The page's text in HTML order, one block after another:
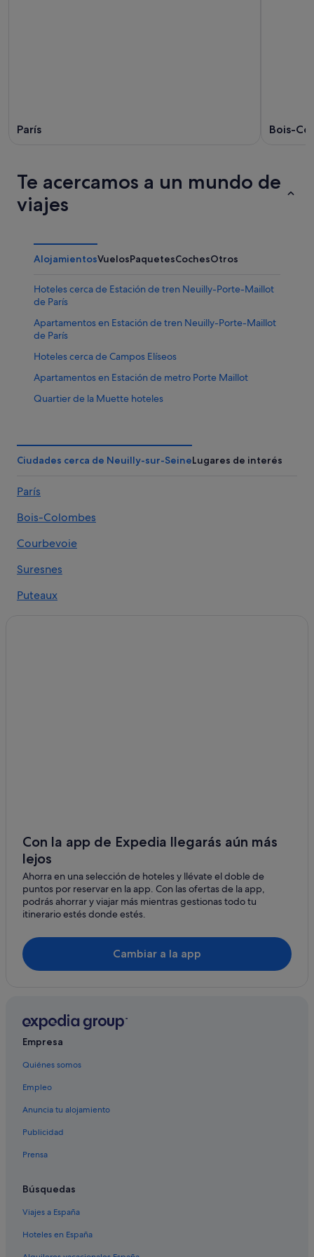
París Bois-
Te acercamos a un mundo de
viajes
AlojamientosVuelosPaquetesCochesOtros
Hoteles cerca de Estación de tren Neuilly-Porte-Maillot
de París
Apartamentos en Estación de tren Neuilly-Porte-Maillot
de París
Hoteles cerca de Campos Elíseos
Apartamentos en Estación de metro Porte Maillot
Quartier de la Muette hoteles
Xvi Distrito hoteles
Asnières-Sur-Seine hoteles
Hoteles cerca de Estación de metro Victor Hugo
Hoteles cerca de Palais des Congrès de Paris
Hoteles cerca de Boulevard Haussmann
Nh Hotels en Centro de la ciudad de París
Courbevoie hoteles
Hoteles cerca de Arco del Triunfo
Hoteles cerca de Museo Jacquemart-André
Hoteles cerca de Avenida Georges V
Ciudades cerca de Neuilly-sur-SeineLugares de interés
París
Bois-Colombes
Courbevoie
Suresnes
Puteaux
Con la app de Expedia llegarás aún más
lejos
Ahorra en una selección de hoteles y llévate el doble de
puntos por reservar en la app. Con las ofertas de la app,
podrás ahorrar y viajar más mientras gestionas todo tu
itinerario estés donde estés.
Cambiar a la app
Empresa
Quiénes somos
Empleo
Anuncia tu alojamiento
Publicidad
Prensa
Búsquedas
Viajes a España
Hoteles en España